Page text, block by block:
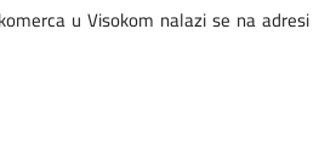
u Visokom nalazi se na adresi